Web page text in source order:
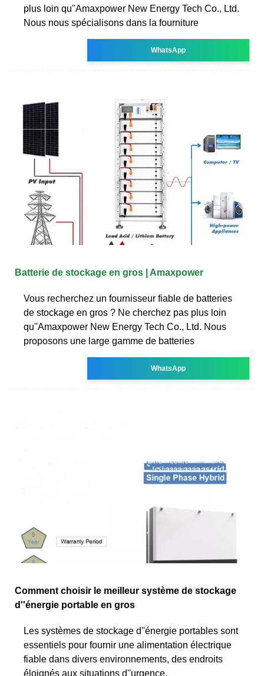
plus loin qu''Amaxpower New Energy Tech Co., Ltd.
Nous nous spécialisons dans la fourniture
WhatsApp
Batterie de stockage en gros | Amaxpower
Vous recherchez un fournisseur fiable de batteries
de stockage en gros ? Ne cherchez pas plus loin
qu''Amaxpower New Energy Tech Co., Ltd. Nous
proposons une large gamme de batteries
WhatsApp
Comment choisir le meilleur système de stockage
d''énergie portable en gros
Les systèmes de stockage d''énergie portables sont
essentiels pour fournir une alimentation électrique
fiable dans divers environnements, des endroits
éloignés aux situations d''urgence.